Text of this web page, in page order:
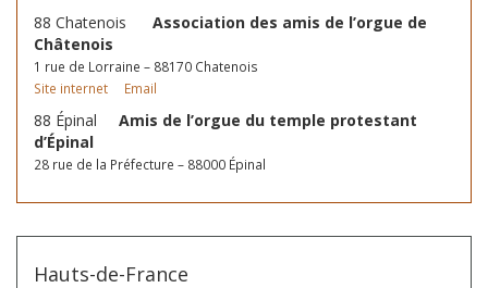
88 Chatenois
Association des amis de l’orgue de
Châtenois
1 rue de Lorraine – 88170 Chatenois
Site internet
Email
88 Épinal Amis de l’orgue du temple protestant
d’Épinal
28 rue de la Préfecture – 88000 Épinal
Hauts-de-France